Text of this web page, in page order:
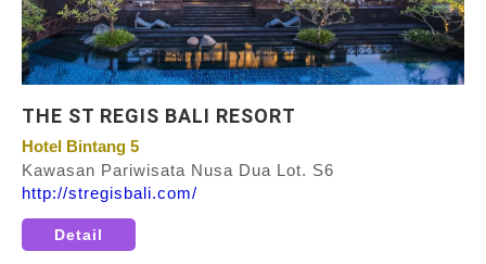
THE ST REGIS BALI RESORT
Hotel Bintang 5
Kawasan Pariwisata Nusa Dua Lot. S6
http://stregisbali.com/
Detail